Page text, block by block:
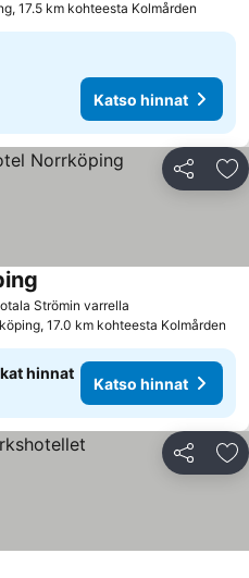
17.5 km kohteesta Kolmården
Katso hinnat
Jaa
Strömin varrella
17.0 km kohteesta Kolmården
hinnat
Katso hinnat
Jaa